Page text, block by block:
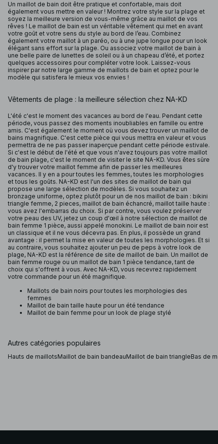
Un maillot de bain doit être pratique et confortable, mais doit
également vous mettre en valeur ! Montrez votre style sur la plage et
soyez la meilleure version de vous-même grâce au maillot de vos
rêves ! Le maillot de bain est un véritable vêtement qui met en avant
votre goût et votre sens du style au bord de l’eau. Combinez
également votre maillot à un paréo, ou à une jupe longue pour un look
élégant sans effort sur la plage. Ou associez votre maillot de bain à
une belle paire de lunettes de soleil ou à un chapeau d’été, et portez
quelques accessoires pour compléter votre look. Laissez-vous
inspirer par notre large gamme de maillots de bain et optez pour le
modèle qui satisfera le mieux vos envies !
Vêtements de plage : la meilleure sélection chez NA-KD
L'été c'est le moment des vacances au bord de l'eau. Pendant cette
période, vous passez des moments inoubliables en famille ou entre
amis. C'est également le moment où vous devez trouver un maillot de
bains magnifique. C'est cette pièce qui vous mettra en valeur et vous
permettra de ne pas passer inaperçue pendant cette période estivale.
Si c'est le début de l'été et que vous n'avez toujours pas votre maillot
de bain plage, c'est le moment de visiter le site NA-KD. Vous êtes sûre
d'y trouver votre maillot femme afin de passer les meilleures
vacances. Il y en a pour toutes les femmes, toutes les morphologies
et tous les goûts. NA-KD est l'un des sites de maillot de bain qui
propose une large sélection de modèles. Si vous souhaitez un
bronzage uniforme, optez plutôt pour un de nos maillot de bain : bikini
triangle femme, 2 pieces, maillot de bain échancré, maillot taille haute :
vous avez l'embarras du choix. Si par contre, vous voulez préserver
votre peau des UV, jetez un coup d'œil à notre sélection de maillot de
bain femme 1 pièce, aussi appelé monokini. Le maillot de bain noir est
un classique et il ne vous décevra pas. En plus, il possède un grand
avantage : il permet la mise en valeur de toutes les morphologies. Et si
au contraire, vous souhaitez ajouter un peu de peps à votre look de
plage, NA-KD est la référence de site de maillot de bain. Un maillot de
bain femme rouge ou un maillot de bain 1 pièce tendance, tant de
choix qui s'offrent à vous. Avec NA-KD, vous recevrez rapidement
votre commande pour un été magnifique.
Maillots de bain noirs pour toutes les morphologies des
femmes
Maillot de bain taille haute pour un été tendance
Maillot de bain femme pour un look de plage stylé
Autres catégories populaires
Hauts de maillotsMaillot de bain bandeauMaillot de bain triangleBas de